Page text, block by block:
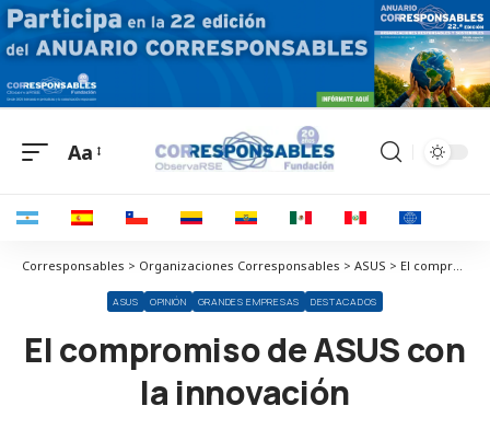
Aa
Corresponsables > Organizaciones Corresponsables > ASUS > El compromiso de ASUS con la innovación
ASUS OPINIÓN GRANDES EMPRESAS DESTACADOS
El compromiso de ASUS con
la innovación